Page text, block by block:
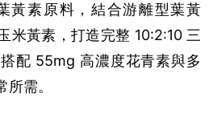
黃素原料，結合游離型葉黃
米黃素，打造完整 10:2:10 三
配 55mg 高濃度花青素與多
所需。